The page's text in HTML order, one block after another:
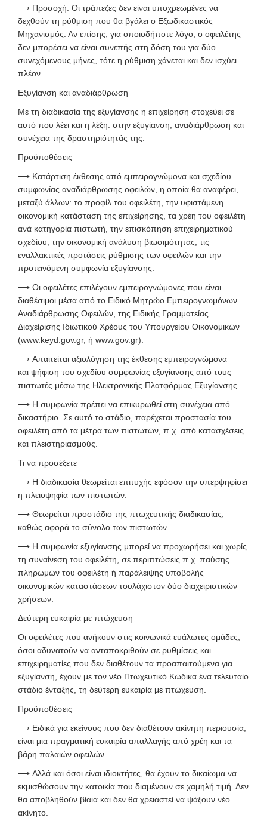
⟶ Προσοχή: Οι τράπεζες δεν είναι υποχρεωμένες να
δεχθούν τη ρύθμιση που θα βγάλει ο Εξωδικαστικός
Μηχανισμός. Αν επίσης, για οποιοδήποτε λόγο, ο οφειλέτης
δεν μπορέσει να είναι συνεπής στη δόση του για δύο
συνεχόμενους μήνες, τότε η ρύθμιση χάνεται και δεν ισχύει
πλέον.
Εξυγίανση και αναδιάρθρωση
Με τη διαδικασία της εξυγίανσης η επιχείρηση στοχεύει σε
αυτό που λέει και η λέξη: στην εξυγίανση, αναδιάρθρωση και
συνέχεια της δραστηριότητάς της.
Προϋποθέσεις
⟶ Κατάρτιση έκθεσης από εμπειρογνώμονα και σχεδίου
συμφωνίας αναδιάρθρωσης οφειλών, η οποία θα αναφέρει,
μεταξύ άλλων: το προφίλ του οφειλέτη, την υφιστάμενη
οικονομική κατάσταση της επιχείρησης, τα χρέη του οφειλέτη
ανά κατηγορία πιστωτή, την επισκόπηση επιχειρηματικού
σχεδίου, την οικονομική ανάλυση βιωσιμότητας, τις
εναλλακτικές προτάσεις ρύθμισης των οφειλών και την
προτεινόμενη συμφωνία εξυγίανσης.
⟶ Οι οφειλέτες επιλέγουν εμπειρογνώμονες που είναι
διαθέσιμοι μέσα από το Ειδικό Μητρώο Εμπειρογνωμόνων
Αναδιάρθρωσης Οφειλών, της Ειδικής Γραμματείας
Διαχείρισης Ιδιωτικού Χρέους του Υπουργείου Οικονομικών
(www.keyd.gov.gr, ή www.gov.gr).
⟶ Απαιτείται αξιολόγηση της έκθεσης εμπειρογνώμονα
και ψήφιση του σχεδίου συμφωνίας εξυγίανσης από τους
πιστωτές μέσω της Ηλεκτρονικής Πλατφόρμας Εξυγίανσης.
⟶ Η συμφωνία πρέπει να επικυρωθεί στη συνέχεια από
δικαστήριο. Σε αυτό το στάδιο, παρέχεται προστασία του
οφειλέτη από τα μέτρα των πιστωτών, π.χ. από κατασχέσεις
και πλειστηριασμούς.
Τι να προσέξετε
⟶ Η διαδικασία θεωρείται επιτυχής εφόσον την υπερψηφίσει
η πλειοψηφία των πιστωτών.
⟶ Θεωρείται προστάδιο της πτωχευτικής διαδικασίας,
καθώς αφορά το σύνολο των πιστωτών.
⟶ Η συμφωνία εξυγίανσης μπορεί να προχωρήσει και χωρίς
τη συναίνεση του οφειλέτη, σε περιπτώσεις π.χ. παύσης
πληρωμών του οφειλέτη ή παράλειψης υποβολής
οικονομικών καταστάσεων τουλάχιστον δύο διαχειριστικών
χρήσεων.
Δεύτερη ευκαιρία με πτώχευση
Οι οφειλέτες που ανήκουν στις κοινωνικά ευάλωτες ομάδες,
όσοι αδυνατούν να ανταποκριθούν σε ρυθμίσεις και
επιχειρηματίες που δεν διαθέτουν τα προαπαιτούμενα για
εξυγίανση, έχουν με τον νέο Πτωχευτικό Κώδικα ένα τελευταίο
στάδιο ένταξης, τη δεύτερη ευκαιρία με πτώχευση.
Προϋποθέσεις
⟶ Ειδικά για εκείνους που δεν διαθέτουν ακίνητη περιουσία,
είναι μια πραγματική ευκαιρία απαλλαγής από χρέη και τα
βάρη παλαιών οφειλών.
⟶ Αλλά και όσοι είναι ιδιοκτήτες, θα έχουν το δικαίωμα να
εκμισθώσουν την κατοικία που διαμένουν σε χαμηλή τιμή. Δεν
θα αποβληθούν βίαια και δεν θα χρειαστεί να ψάξουν νέο
ακίνητο.